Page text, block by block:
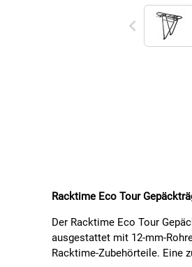
Racktime Eco Tour
Der Racktime Eco Tour
ausgestattet mit 12-mm-
Racktime-Zubehörteile. Eine